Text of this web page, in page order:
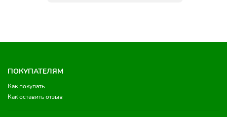
ПОКУПАТЕЛЯМ
Как покупать
Как оставить отзыв